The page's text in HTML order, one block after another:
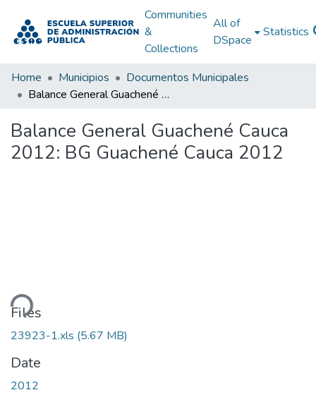
Communities
&
Collections
All of
DSpace
Statistics
Home Municipios
Documentos Municipales
Balance General Guachené Cauca 2012: BG Guachené Cauca 2012
Balance General Guachené Cauca
2012: BG Guachené Cauca 2012
Files
23923-1.xls (5.67 MB)
Date
2012